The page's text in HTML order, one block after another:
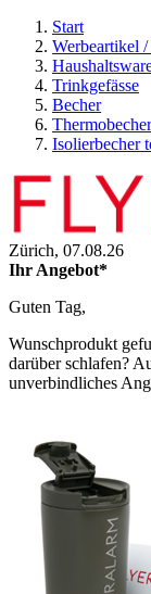
Start
Werbeartikel /
Trinkgefässe
Becher
Thermobecher
Isolierbecher
Zürich, 07.08.26
Ihr Angebot*
Guten Tag,
Wunschprodukt
darüber schlafen?
unverbindliches